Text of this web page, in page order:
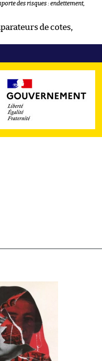
des risques : endettement,
de cotes,